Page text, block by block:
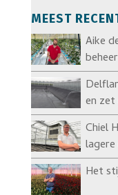
MEEST
Aike
en
Chiel
lagere
Het